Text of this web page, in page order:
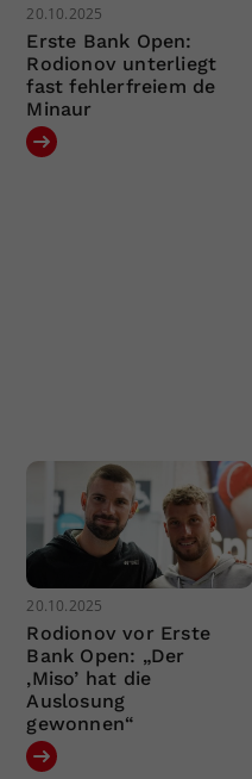
20.10.2025
Erste Bank Open:
Rodionov unterliegt
fast fehlerfreiem de
Minaur
20.10.2025
Rodionov vor Erste
Bank Open: „Der
‚Miso’ hat die
Auslosung
gewonnen“